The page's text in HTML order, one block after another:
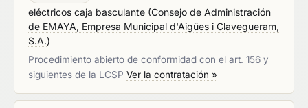
eléctricos caja basculante (Consejo de Administración
de EMAYA, Empresa Municipal d'Aigües i Clavegueram,
S.A.)
Procedimiento abierto de conformidad con el art. 156 y
siguientes de la LCSP Ver la contratación »